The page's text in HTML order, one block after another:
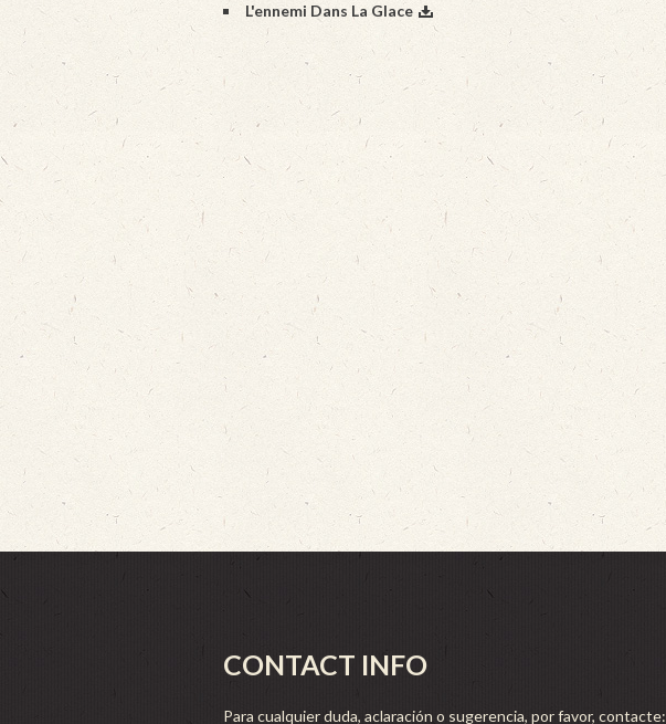
L'ennemi Dans La Glace
CONTACT INFO
Para cualquier duda, aclaración o sugerencia, por favor, contacte: